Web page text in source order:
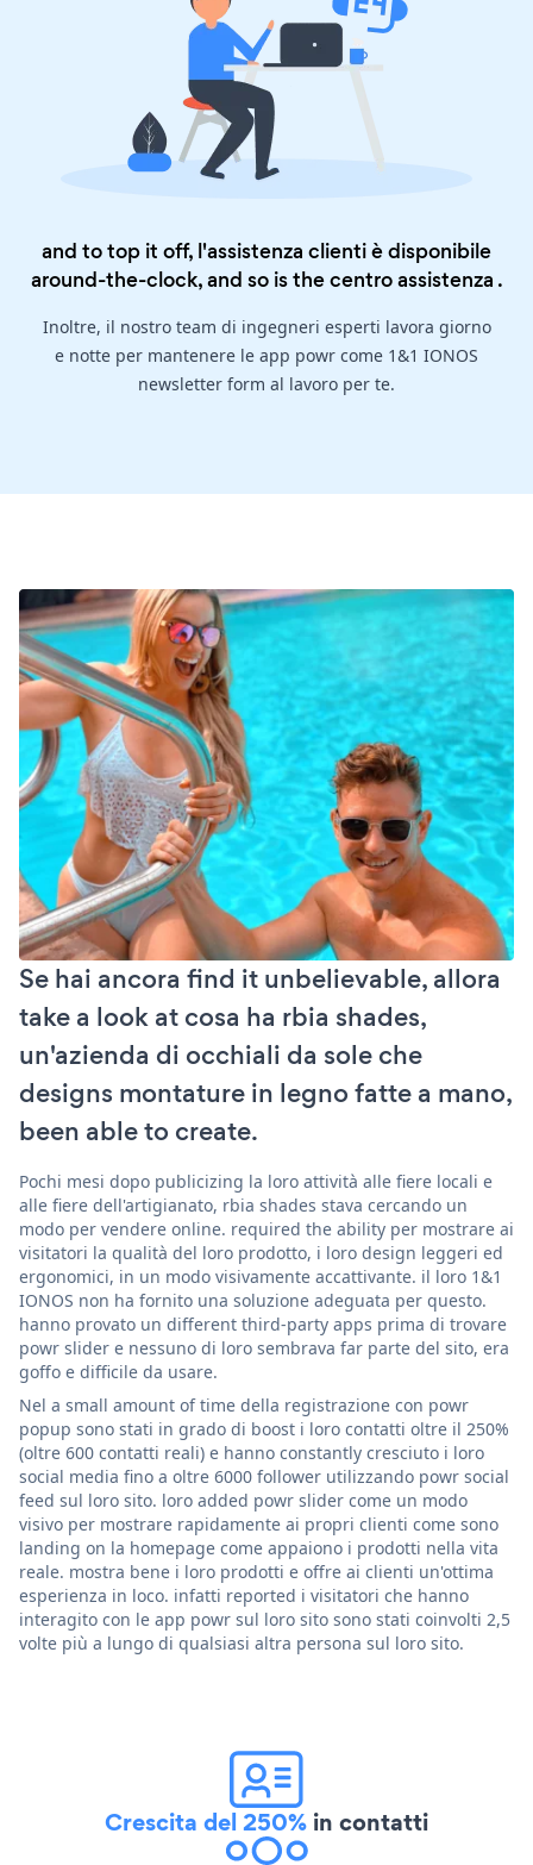
and to top it off, l'assistenza clienti è disponibile
around-the-clock, and so is thecentro assistenza .
Inoltre, il nostro team di ingegneri esperti lavora giorno
e notte per mantenere le app powr come 1&1 IONOS
newsletter form al lavoro per te.
Se hai ancora find it unbelievable, allora
take a look at cosa ha rbia shades,
un'azienda di occhiali da sole che
designs montature in legno fatte a mano,
been able to create.
Pochi mesi dopo publicizing la loro attività alle fiere locali e
alle fiere dell'artigianato, rbia shades stava cercando un
modo per vendere online. required the ability per mostrare ai
visitatori la qualità del loro prodotto, i loro design leggeri ed
ergonomici, in un modo visivamente accattivante. il loro 1&1
IONOS non ha fornito una soluzione adeguata per questo.
hanno provato un different third-party apps prima di trovare
powr slider e nessuno di loro sembrava far parte del sito, era
goffo e difficile da usare.
Nel a small amount of time della registrazione con powr
popup sono stati in grado di boost i loro contatti oltre il 250%
(oltre 600 contatti reali) e hanno constantly cresciuto i loro
social media fino a oltre 6000 follower utilizzando powr social
feed sul loro sito. loro added powr slider come un modo
visivo per mostrare rapidamente ai propri clienti come sono
landing on la homepage come appaiono i prodotti nella vita
reale. mostra bene i loro prodotti e offre ai clienti un'ottima
esperienza in loco. infatti reported i visitatori che hanno
interagito con le app powr sul loro sito sono stati coinvolti 2,5
volte più a lungo di qualsiasi altra persona sul loro sito.
Crescita del 250% in contatti